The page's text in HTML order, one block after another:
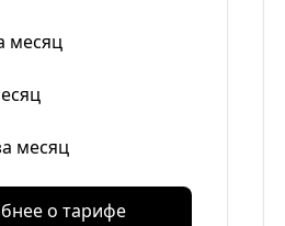
месяц
месяц
о тарифе